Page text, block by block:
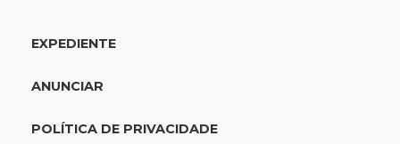
Filha denuncia coronel da reserva da PM por
EXPEDIENTE
ANUNCIAR
POLÍTICA DE PRIVACIDADE